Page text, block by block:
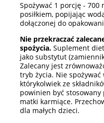
Spożywać 1 porcję - 700
posiłkiem, popijając
dołączonej do
Nie przekraczać
spożycia. Suplement
jako substytut
Zalecany jest
tryb życia. Nie
którykolwiek ze
powinien być stosowany
matki karmiące.
dla małych dzieci.